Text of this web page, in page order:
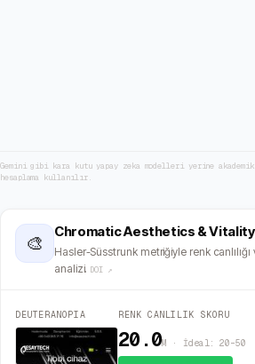
Gemini gibi kara kutu yapay zeka modelleri yerine
hesaplama kullanılır.
🎨
Chromatic Aesthetics & Vitality
Hasler-Süsstrunk metriğiyle renk
analizi. DOI ↗
DEUTERANOPIA RENK CANLILIK SKORU
20.0M · İdeal: 20–50